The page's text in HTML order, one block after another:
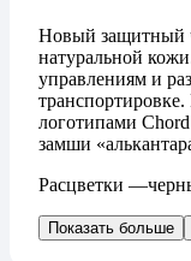
Новый защитный
натуральной
управлениям и
логотипами
замши
Расцветки
Показать больше